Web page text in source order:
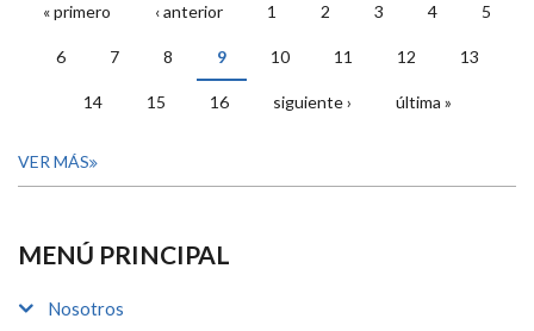
PÁGINAS
« primero ‹ anterior 1 2 3 4 5
6 7 8 9 10 11 12 13
14 15 16 siguiente › última »
VER MÁS
MENÚ PRINCIPAL
Nosotros